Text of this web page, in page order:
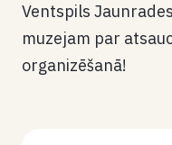
Ventspils
muzejam par
organizēšanā!